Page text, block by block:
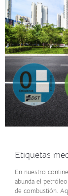
Etiquetas
En nuestro
abunda el
de combustión.